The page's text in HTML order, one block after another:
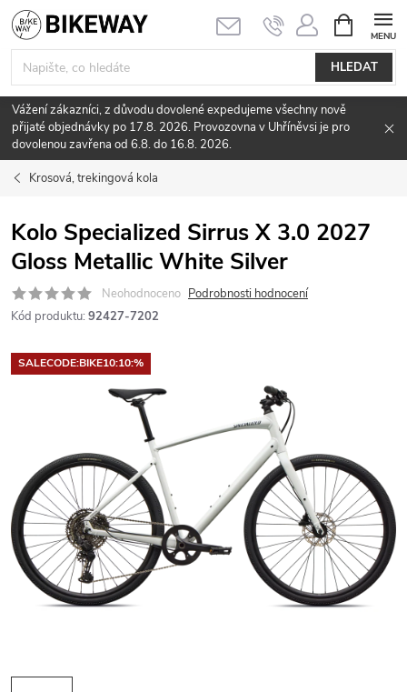
Přejít
na
obsah
HLEDAT
NÁKUPNÍ
KOŠÍK
Vážení zákazníci, z důvodu dovolené expedujeme všechny nově
přijaté objednávky po 17.8. 2026. Provozovna v Uhříněvsi je pro
dovolenou zavřena od 6.8. do 16.8. 2026.
Krosová, trekingová kola
Kolo Specialized Sirrus X 3.0 2027
Gloss Metallic White Silver
Neohodnoceno Podrobnosti hodnocení
Kód produktu: 92427-7202
SALECODE:BIKE10:10:%